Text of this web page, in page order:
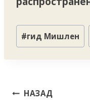
Метки
записи:
#гид Мишлен
Навигация
НАЗАД